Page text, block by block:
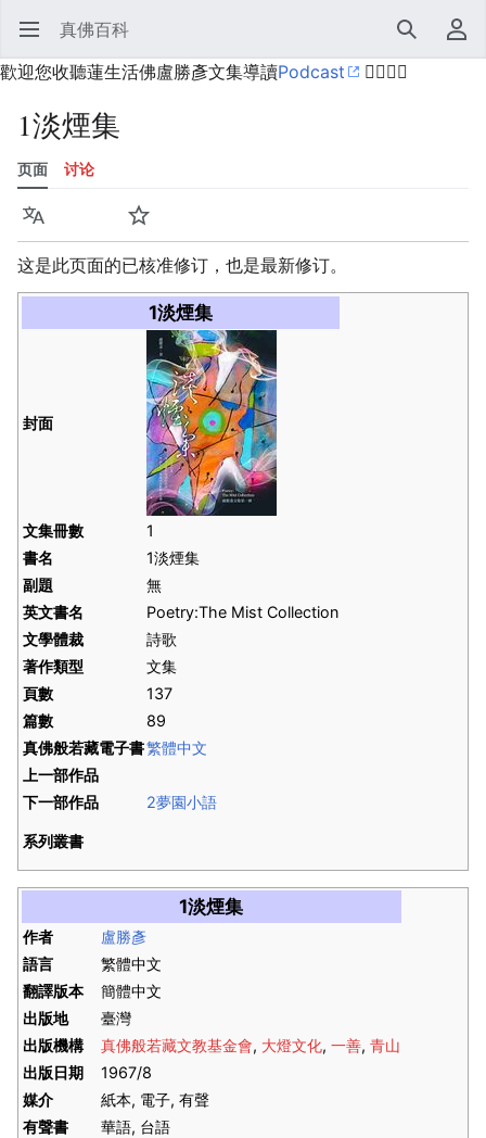
打开主菜单 真佛百科 搜索
用户菜单
歡迎您收聽蓮生活佛盧勝彥文集導讀Podcast 🙋‍♂️🙋‍♀️
1淡煙集
页面 讨论
语言 监视
这是此页面的已核准修订，也是最新修订。
1淡煙集
封面
文集冊數
1
書名
1淡煙集
副題
無
英文書名
Poetry:The Mist Collection
文學體裁
詩歌
著作類型
文集
頁數
137
篇數
89
真佛般若藏電子書繁體中文
上一部作品
下一部作品
2夢園小語
系列叢書
1淡煙集
作者
盧勝彥
語言
繁體中文
翻譯版本
簡體中文
出版地
臺灣
出版機構
真佛般若藏文教基金會, 大燈文化, 一善, 青山
出版日期
1967/8
媒介
紙本, 電子, 有聲
有聲書
華語, 台語